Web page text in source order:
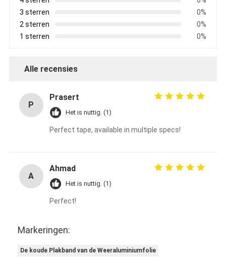
3 sterren
0%
2 sterren
0%
1 sterren
0%
Alle recensies
P
Prasert
Het is nuttig. (1)
Perfect tape, available in multiple specs!
A
Ahmad
Het is nuttig. (1)
Perfect!
Markeringen:
De koude Plakband van de Weeraluminiumfolie